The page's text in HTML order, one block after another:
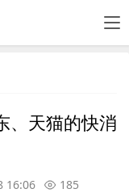
、天猫的快消
16:06 185